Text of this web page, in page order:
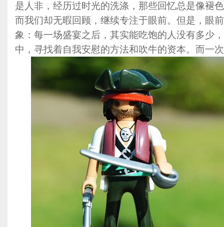
是人非，经历过时光的洗涤，那些回忆总是像褪
而我们却无暇回顾，继续专注于眼前。但是，眼
象：每一场盛宴之后，其实能吃饱的人没有多少
中，寻找着自我安慰的方法和吹牛的资本。而一